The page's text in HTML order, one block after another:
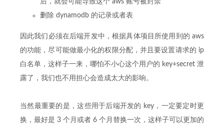
后，就会可能导致这个 aws 账号被封禁
删除 dynamodb 的记录或者表
因此我们必须在后端开发中，根据具体项目所使用到的 aws
的功能，尽可能做最小化的权限分配，并且要设置请求的 ip
白名单，这样子一来，哪怕不小心这个用户的 key+secret 泄
露了，我们也不用担心会造成太大的影响。
当然最重要的是，这些用于后端开发的 key，一定要定时更
换，最好是 3 个月或者 6 个月替换一次，这样子可以更加的